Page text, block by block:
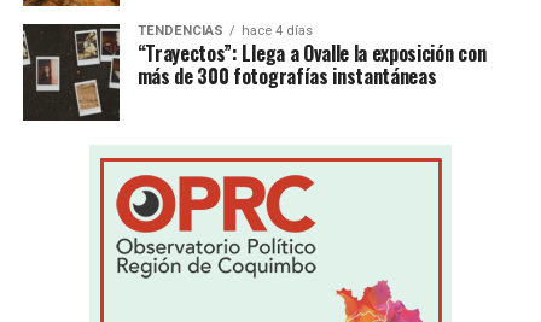
TENDENCIAS hace 4 días
“Trayectos”: Llega a Ovalle la exposición con
más de 300 fotografías instantáneas